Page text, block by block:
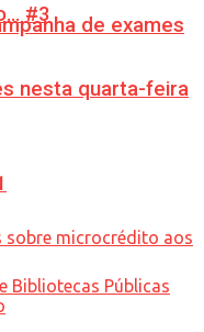
de exames
nesta quarta-feira
#3